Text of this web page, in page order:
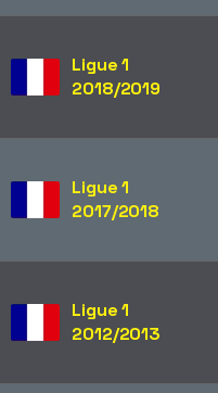
Ligue 1
2018/2019
Ligue 1
2017/2018
Ligue 1
2012/2013